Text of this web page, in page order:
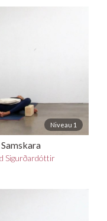
Niveau 1
Sigurðardóttir